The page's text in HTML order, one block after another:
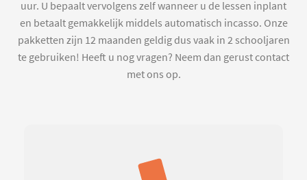
uur. U bepaalt vervolgens zelf wanneer u de lessen inplant
en betaalt gemakkelijk middels automatisch incasso. Onze
pakketten zijn 12 maanden geldig dus vaak in 2 schooljaren
te gebruiken! Heeft u nog vragen? Neem dan gerust contact
met ons op.